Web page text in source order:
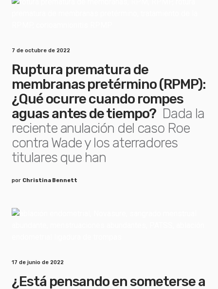
7 de octubre de 2022
Ruptura prematura de
membranas pretérmino (RPMP):
¿Qué ocurre cuando rompes
aguas antes de tiempo? Dada la
reciente anulación del caso Roe
contra Wade y los aterradores
titulares que han
por Christina Bennett
17 de junio de 2022
¿Está pensando en someterse a